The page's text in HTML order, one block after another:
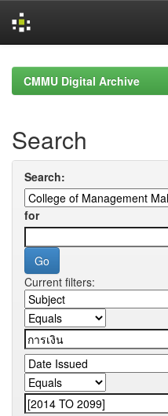
navigationCMMU Digital Archive
Search
Search:
for
Current filters: